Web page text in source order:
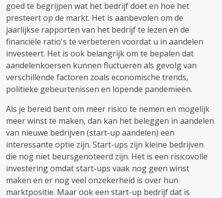
goed te begrijpen wat het bedrijf doet en hoe het
presteert op de markt. Het is aanbevolen om de
jaarlijkse rapporten van het bedrijf te lezen en de
financiële ratio's te verbeteren voordat u in aandelen
investeert. Het is ook belangrijk om te bepalen dat
aandelenkoersen kunnen fluctueren als gevolg van
verschillende factoren zoals economische trends,
politieke gebeurtenissen en lopende pandemieën.
Als je bereid bent om meer risico te nemen en mogelijk
meer winst te maken, dan kan het beleggen in aandelen
van nieuwe bedrijven (start-up aandelen) een
interessante optie zijn. Start-ups zijn kleine bedrijven
die nog niet beursgenoteerd zijn. Het is een risicovolle
investering omdat start-ups vaak nog geen winst
maken en er nog veel onzekerheid is over hun
marktpositie. Maar ook een start-up bedrijf dat is